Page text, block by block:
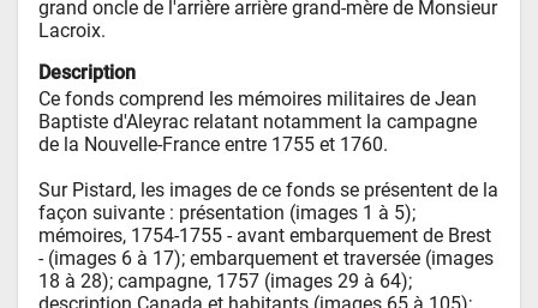
grand oncle de l'arrière arrière grand-mère de Monsieur
Lacroix.
Description
Ce fonds comprend les mémoires militaires de Jean
Baptiste d'Aleyrac relatant notamment la campagne
de la Nouvelle-France entre 1755 et 1760.
Sur Pistard, les images de ce fonds se présentent de la
façon suivante : présentation (images 1 à 5);
mémoires, 1754-1755 - avant embarquement de Brest
- (images 6 à 17); embarquement et traversée (images
18 à 28); campagne, 1757 (images 29 à 64);